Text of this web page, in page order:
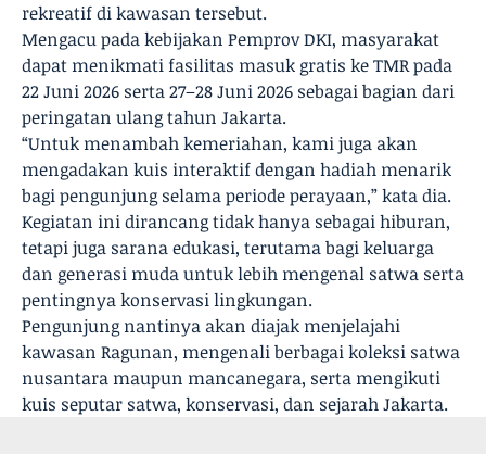
rekreatif di kawasan tersebut.
Mengacu pada kebijakan Pemprov DKI, masyarakat
dapat menikmati fasilitas masuk gratis ke TMR pada
22 Juni 2026 serta 27–28 Juni 2026 sebagai bagian dari
peringatan ulang tahun Jakarta.
“Untuk menambah kemeriahan, kami juga akan
mengadakan kuis interaktif dengan hadiah menarik
bagi pengunjung selama periode perayaan,” kata dia.
Kegiatan ini dirancang tidak hanya sebagai hiburan,
tetapi juga sarana edukasi, terutama bagi keluarga
dan generasi muda untuk lebih mengenal satwa serta
pentingnya konservasi lingkungan.
Pengunjung nantinya akan diajak menjelajahi
kawasan Ragunan, mengenali berbagai koleksi satwa
nusantara maupun mancanegara, serta mengikuti
kuis seputar satwa, konservasi, dan sejarah Jakarta.